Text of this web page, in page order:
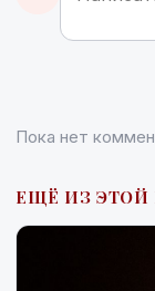
Пока нет
ЕЩЁ ИЗ ЭТОЙ